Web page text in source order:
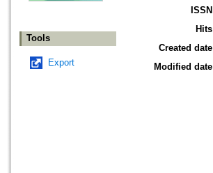
Tools
Export
ISSN
Hits
Created date
Modified date